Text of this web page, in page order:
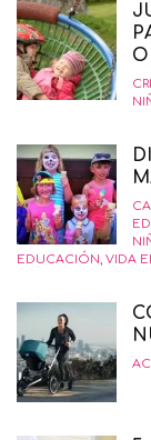
EDUCACIÓN, VIDA